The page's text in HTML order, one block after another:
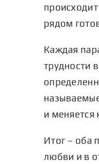
рядом
Каждая
трудности
и
Итог – оба
любви и в